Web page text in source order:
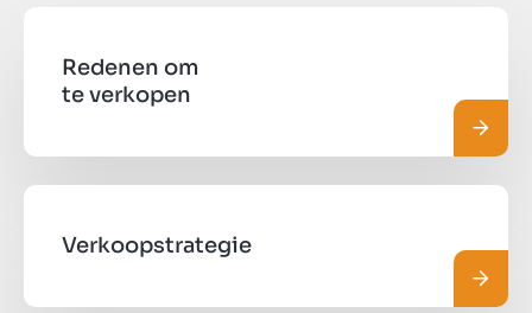
Redenen om
te verkopen
Lees
Verkoopstrategie
Lees